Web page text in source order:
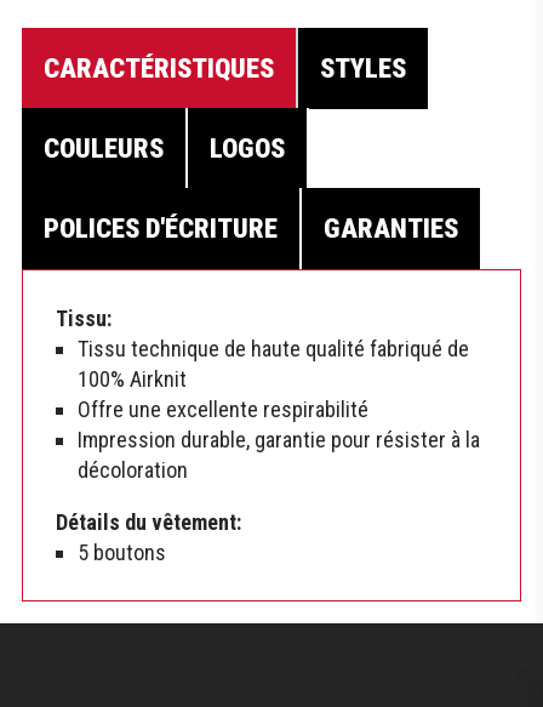
CARACTÉRISTIQUES STYLES
COULEURS LOGOS
POLICES D'ÉCRITURE GARANTIES
Tissu:
Tissu technique de haute qualité fabriqué de
100% Airknit
Offre une excellente respirabilité
Impression durable, garantie pour résister à la
décoloration
Détails du vêtement:
5 boutons